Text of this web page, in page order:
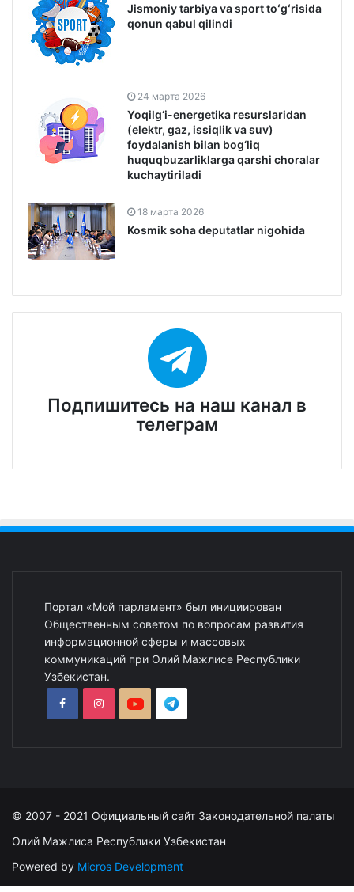
Jismoniy tarbiya va sport toʻgʻrisida
qonun qabul qilindi
24 марта 2026
Yoqilg‘i-energetika resurslaridan
(elektr, gaz, issiqlik va suv)
foydalanish bilan bog‘liq
huquqbuzarliklarga qarshi choralar
kuchaytiriladi
18 марта 2026
Kosmik soha deputatlar nigohida
Подпишитесь на наш канал в
телеграм
Портал «Мой парламент» был инициирован
Общественным советом по вопросам развития
информационной сферы и массовых
коммуникаций при Олий Мажлисе Республики
Узбекистан.
© 2007 - 2021 Официальный сайт Законодательной палаты
Олий Мажлиса Республики Узбекистан
Powered by Micros Development